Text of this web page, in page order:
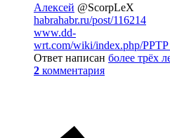
Алексей @ScorpLeX
habrahabr.ru/post/116214
www.dd-
wrt.com/wiki/index.php/
Ответ написан более трёх
2 комментария